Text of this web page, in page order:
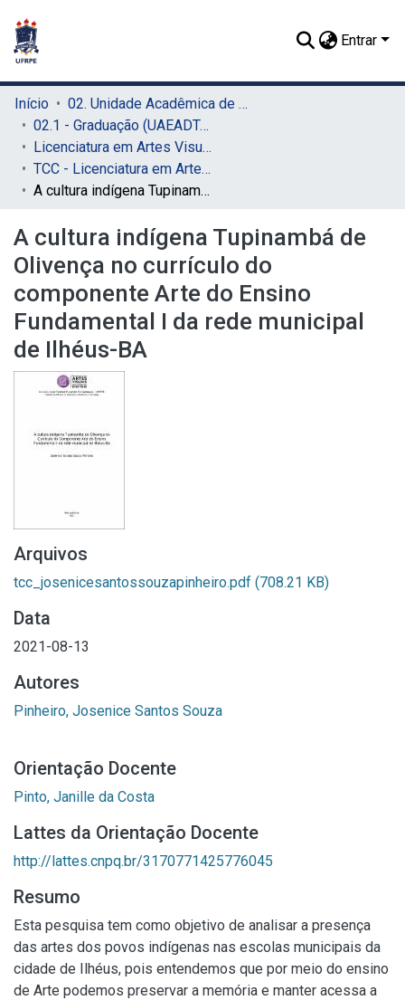
Entrar
Início
02. Unidade Acadêmica de Educação a Distância e Tecnologia (UAEADTec)
02.1 - Graduação (UAEADTec)
Licenciatura em Artes Visuais (UAEADTec)
TCC - Licenciatura em Artes Visuais (UAEADTec)
A cultura indígena Tupinambá de Olivença no currículo do componente Arte do Ensino Fundamental I da rede municipal de Ilhéus-BA
A cultura indígena Tupinambá de
Olivença no currículo do
componente Arte do Ensino
Fundamental I da rede municipal
de Ilhéus-BA
Arquivos
tcc_josenicesantossouzapinheiro.pdf (708.21 KB)
Data
2021-08-13
Autores
Pinheiro, Josenice Santos Souza
Orientação Docente
Pinto, Janille da Costa
Lattes da Orientação Docente
http://lattes.cnpq.br/3170771425776045
Resumo
Esta pesquisa tem como objetivo de analisar a presença
das artes dos povos indígenas nas escolas municipais da
cidade de Ilhéus, pois entendemos que por meio do ensino
de Arte podemos preservar a memória e manter acessa a